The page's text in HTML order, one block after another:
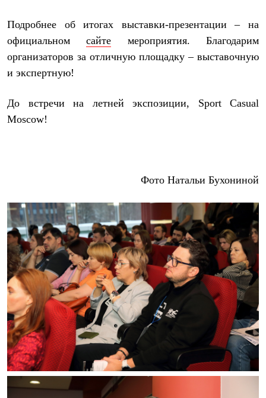
Подробнее об итогах выставки-презентации – на
официальном
сайте
мероприятия. Благодарим
организаторов за отличную площадку – выставочную
и экспертную!
До встречи на летней экспозиции, Sport Casual
Moscow!
Фото Натальи Бухониной